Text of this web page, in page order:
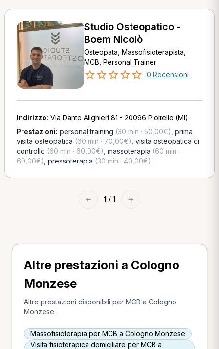
Studio Osteopatico -
Boem Nicolò
Osteopata, Massofisioterapista,
MCB, Personal Trainer
0 Recensioni
Indirizzo: Via Dante Alighieri 81 - 20096 Pioltello (MI)
Prestazioni: personal training (30 min · 50,00€) prima
visita osteopatica (60 min · 70,00€) visita osteopatica di
controllo (60 min · 60,00€) massoterapia (60 min ·
60,00€) pressoterapia (30 min · 40,00€)
← 1 / 1 →
Altre prestazioni a Cologno
Monzese
Altre prestazioni disponibili per MCB a Cologno
Monzese.
Massofisioterapia per MCB a Cologno Monzese
Visita fisioterapica domiciliare per MCB a